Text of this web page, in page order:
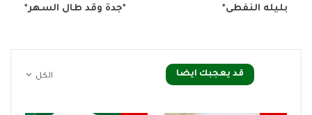
بليله النفطى*
*جدة وقد طال السهر*
الكل قد يعجبك ايضا